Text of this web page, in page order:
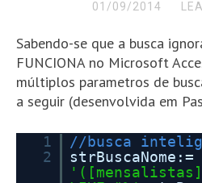
01/09/2014
Sabendo-se que a busca
FUNCIONA no Microsoft
múltiplos parametros de
a seguir (desenvolvida em
1
//busca
2
strBuscaNome:=